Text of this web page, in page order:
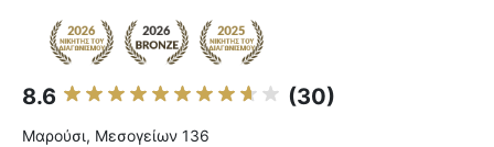
8.6 (30)
Μαρούσι, Μεσογείων 136